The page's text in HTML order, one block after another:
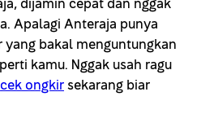
dijamin cepat dan nggak
Apalagi Anteraja punya
bakal menguntungkan
kamu. Nggak usah ragu
cek ongkir sekarang biar